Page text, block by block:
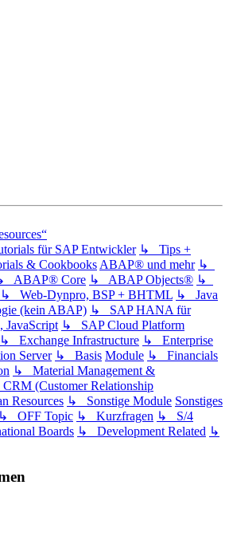
für SAP Entwickler ↳ Tips +
& Cookbooks ABAP® und mehr ↳
ABAP® Core ↳ ABAP Objects® ↳
↳ Web-Dynpro, BSP + BHTML ↳ Java
(kein ABAP) ↳ SAP HANA für
↳ SAP Cloud Platform
↳ Exchange Infrastructure ↳ Enterprise
Server ↳ Basis Module ↳ Financials
↳ Material Management &
(Customer Relationship
Resources ↳ Sonstige Module Sonstiges
↳ OFF Topic ↳ Kurzfragen ↳ S/4
Boards ↳ Development Related ↳